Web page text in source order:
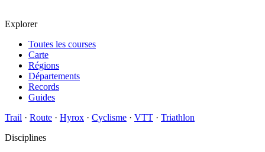
Explorer
Toutes les courses
Carte
Régions
Départements
Records
Guides
Trail · Route · Hyrox · Cyclisme · VTT · Triathlon
Disciplines